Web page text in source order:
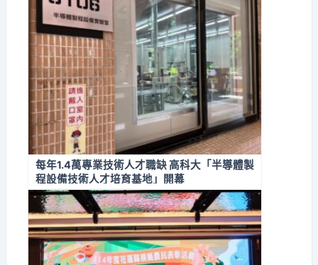
每年1.4萬專業技術人才職缺 高科大「半導體製
程設備技術人才培育基地」開幕